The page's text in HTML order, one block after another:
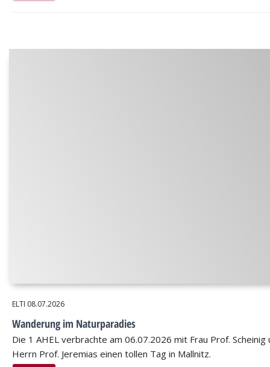
ELTI 08.07.2026
Wanderung im Naturparadies
Die 1 AHEL verbrachte am 06.07.2026 mit Frau Prof. Scheinig
Herrn Prof. Jeremias einen tollen Tag in Mallnitz.